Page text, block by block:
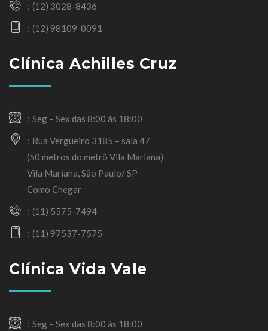
(12) 3028-8436
(12) 98109-0091
Clínica Achilles Cruz
Seg – Sex das 8:00 às 18:00
Rua Vergueiro 3185 – sala 47
(50 metros do metrô Vila Mariana)
Vila Mariana, São Paulo/ SP
Como Chegar
(11) 5575-7494
(11) 97537-7575
Clínica Vida Vale
Seg – Sex das 8:00 às 18:00